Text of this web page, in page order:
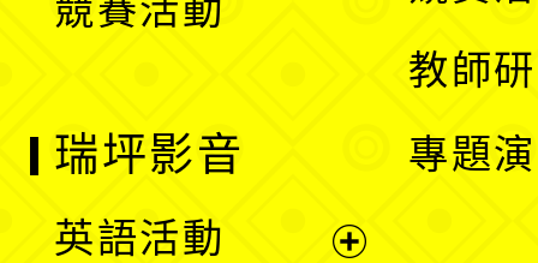
競賽活動
教師
專題
瑞坪影音
英語活動